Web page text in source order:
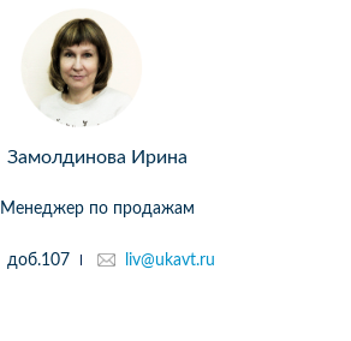
Замолдинова Ирина
Менеджер по продажам
доб.107 liv@ukavt.ru